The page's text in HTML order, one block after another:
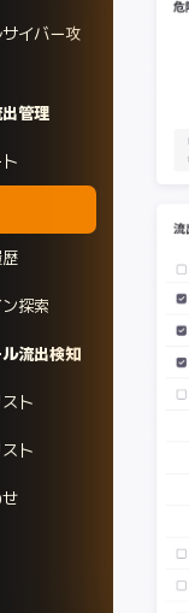
イバー攻
出管理
探索
流出検知
ト
ト